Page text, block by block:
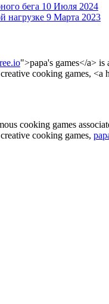
бега 10 Июля 2024
нагрузке 9 Марта 2023
">papa's games</a> is
cooking games, <a
cooking games
cooking games,